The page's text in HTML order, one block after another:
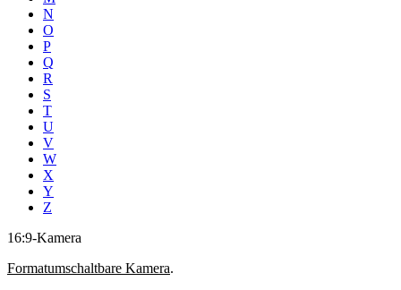
N
O
P
Q
R
S
T
U
V
W
X
Y
Z
16:9-Kamera
Formatumschaltbare Kamera.